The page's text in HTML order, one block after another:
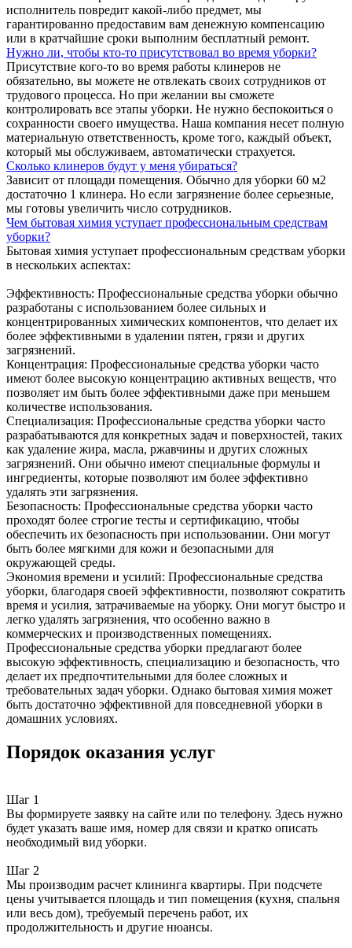
исполнитель повредит какой-либо предмет, мы
гарантированно предоставим вам денежную компенсацию
или в кратчайшие сроки выполним бесплатный ремонт.
Нужно ли, чтобы кто-то присутствовал во время уборки?
Присутствие кого-то во время работы клинеров не
обязательно, вы можете не отвлекать своих сотрудников от
трудового процесса. Но при желании вы сможете
контролировать все этапы уборки. Не нужно беспокоиться о
сохранности своего имущества. Наша компания несет полную
материальную ответственность, кроме того, каждый объект,
который мы обслуживаем, автоматически страхуется.
Сколько клинеров будут у меня убираться?
Зависит от площади помещения. Обычно для уборки 60 м2
достаточно 1 клинера. Но если загрязнение более серьезные,
мы готовы увеличить число сотрудников.
Чем бытовая химия уступает профессиональным средствам
уборки?
Бытовая химия уступает профессиональным средствам уборки
в нескольких аспектах:
Эффективность: Профессиональные средства уборки обычно
разработаны с использованием более сильных и
концентрированных химических компонентов, что делает их
более эффективными в удалении пятен, грязи и других
загрязнений.
Концентрация: Профессиональные средства уборки часто
имеют более высокую концентрацию активных веществ, что
позволяет им быть более эффективными даже при меньшем
количестве использования.
Специализация: Профессиональные средства уборки часто
разрабатываются для конкретных задач и поверхностей, таких
как удаление жира, масла, ржавчины и других сложных
загрязнений. Они обычно имеют специальные формулы и
ингредиенты, которые позволяют им более эффективно
удалять эти загрязнения.
Безопасность: Профессиональные средства уборки часто
проходят более строгие тесты и сертификацию, чтобы
обеспечить их безопасность при использовании. Они могут
быть более мягкими для кожи и безопасными для
окружающей среды.
Экономия времени и усилий: Профессиональные средства
уборки, благодаря своей эффективности, позволяют сократить
время и усилия, затрачиваемые на уборку. Они могут быстро и
легко удалять загрязнения, что особенно важно в
коммерческих и производственных помещениях.
Профессиональные средства уборки предлагают более
высокую эффективность, специализацию и безопасность, что
делает их предпочтительными для более сложных и
требовательных задач уборки. Однако бытовая химия может
быть достаточно эффективной для повседневной уборки в
домашних условиях.
Порядок оказания услуг
Шаг 1
Вы формируете заявку на сайте или по телефону. Здесь нужно
будет указать ваше имя, номер для связи и кратко описать
необходимый вид уборки.
Шаг 2
Мы производим расчет клининга квартиры. При подсчете
цены учитывается площадь и тип помещения (кухня, спальня
или весь дом), требуемый перечень работ, их
продолжительность и другие нюансы.